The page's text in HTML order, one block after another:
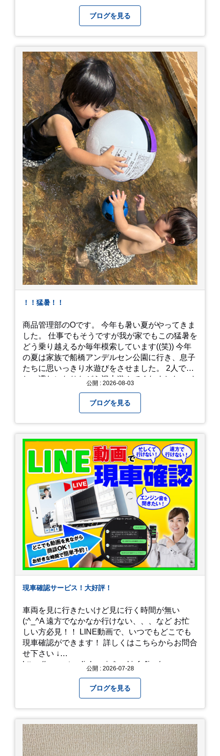
に反応しない、まっすぐ歩けない 症状7 水分補給
に医療機関へ相談、または救急車を呼びましょう
□涼しい場所へ移動しましょう □衣服を脱がし、
体を冷やして体温を下げましょう □塩分や水分を
補給しましょう 一番大切な命を守って、夏を乗り
切りましょう！
ブログを見る
！！猛暑！！
商品管理部のOです。 今年も暑い夏がやってきま
した。 仕事でもそうですが我が家でもこの猛暑を
どう乗り越えるか毎年模索しています((笑)) 今年
の夏は家族で船橋アンデルセン公園に行き、息子
たちに思いっきり水遊びをさせました。 2人でび
しょ濡れになりながら沢山遊んでくれました。 さ
みようと思います。
公開 : 2026-08-03
ブログを見る
現車確認サービス！大好評！
車両を見に行きたいけど見に行く時間が無い
(;^_^A 遠方でなかなか行けない、、、など お忙
しい方必見！！ LINE動画で、いつでもどこでも
現車確認ができます！ 詳しくはこちらからお問合
せ下さい ↓
https://www.steerlink.co.jp/truckinfo/live/
公開 : 2026-07-28
ブログを見る